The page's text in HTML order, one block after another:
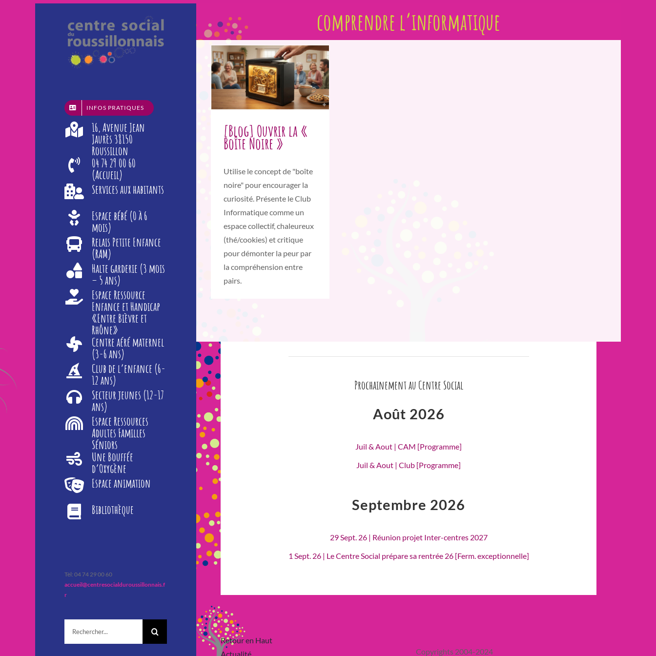
INFOS PRATIQUES
16, Avenue Jean
Jaurès 38150
Roussillon
04 74 29 00 60
(Accueil)
Services aux habitants
Espace bébé (0 à 6
mois)
Relais Petite Enfance
(RAM)
Halte garderie (3 mois
– 5 ans)
Espace Ressource
Enfance et Handicap
«Entre Bièvre et
Rhône»
Centre aéré maternel
(3-6 ans)
Club de l’enfance (6-
12 ans)
Secteur jeunes (12-17
ans)
Espace Ressources
Adultes Familles
Séniors
Une Bouffée
d’Oxygène
Espace animation
Bibliothèque
Tèl: 04 74 29 00 60
accueil@centresocialduroussillonnais.f
r
comprendre l’informatique
[Blog] Ouvrir la «
Boîte Noire »
Utilise le concept de "boîte
noire" pour encourager la
curiosité. Présente le Club
Informatique comme un
espace collectif, chaleureux
(thé/cookies) et critique
pour démonter la peur par
la compréhension entre
pairs.
Prochainement au Centre Social
Août 2026
Juil & Aout | CAM [Programme]
Juil & Aout | Club [Programme]
Septembre 2026
29 Sept. 26 | Réunion projet Inter-centres 2027
1 Sept. 26 | Le Centre Social prépare sa rentrée 26 [Ferm. exceptionnelle]
Retour en Haut
Actualité
Copyrights 2004-2024